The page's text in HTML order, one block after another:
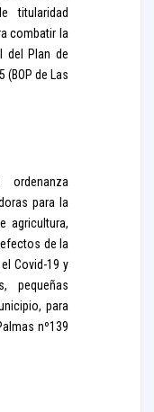
titularidad
combatir la
del Plan de
(BOP de Las
para la
agricultura,
de la
Covid-19 y
pequeñas
para
nº139